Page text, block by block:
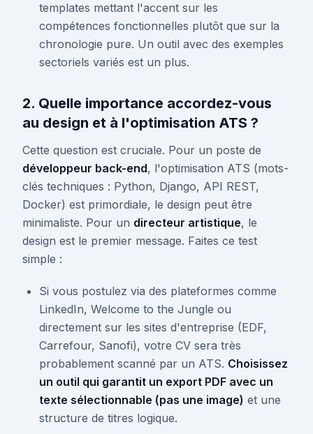
templates mettant l'accent sur les
compétences fonctionnelles plutôt que sur la
chronologie pure. Un outil avec des exemples
sectoriels variés est un plus.
2. Quelle importance accordez-vous
au design et à l'optimisation ATS ?
Cette question est cruciale. Pour un poste de
développeur back-end, l'optimisation ATS (mots-
clés techniques : Python, Django, API REST,
Docker) est primordiale, le design peut être
minimaliste. Pour un directeur artistique, le
design est le premier message. Faites ce test
simple :
Si vous postulez via des plateformes comme
LinkedIn, Welcome to the Jungle ou
directement sur les sites d'entreprise (EDF,
Carrefour, Sanofi), votre CV sera très
probablement scanné par un ATS. Choisissez
un outil qui garantit un export PDF avec un
texte sélectionnable (pas une image) et une
structure de titres logique.